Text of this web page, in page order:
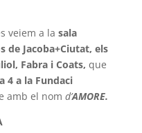
veiem a la sala
de Jacoba+Ciutat, els
Fabra i Coats, que
4 a la Fundaci
amb el nom d’AMORE.